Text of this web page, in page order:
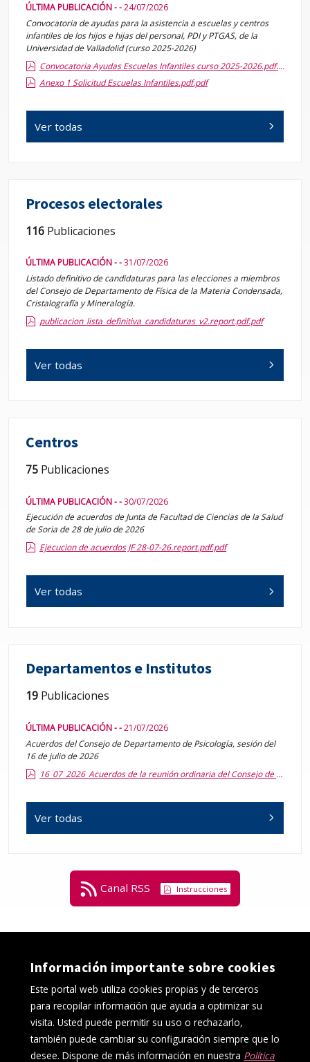
ÚLTIMA PUBLICACIÓN - -24/07/2026
Convocatoria de ayudas para la asistencia a escuelas y centros
infantiles de los hijos e hijas del personal, PDI y PTGAS, de la
Universidad de Valladolid (curso 2025-2026)
Convocatoria Ayudas Escuelas Infantiles curso 2025-2026.pdf.pdf
Anexo 1 Solicitud Escuelas Infantiles.pdf.pdf
Ver todas
Procesos electorales
116 Publicaciones
ÚLTIMA PUBLICACIÓN - -31/07/2026
Listado definitivo de candidaturas para las elecciones a miembros
del Consejo de Departamento de Física de la Materia Condensada,
Cristalografía y Mineralogía.
publicacion_lista_definitiva_candidaturas_v2.report.pdf.pdf
Ver todas
Centros
75 Publicaciones
ÚLTIMA PUBLICACIÓN - -30/07/2026
Ejecución de acuerdos de Junta de Facultad de Ciencias de la Salud
de Soria de 28 de julio de 2026
Ejecucion de acuerdos JF 28-07-26.report.pdf.pdf
Ver todas
Departamentos e Institutos
19 Publicaciones
ÚLTIMA PUBLICACIÓN - -21/07/2026
Acuerdos del Consejo de Departamento de Psicología, sesión del
16 de julio de 2026
16_07_2026_Acuerdos de la reunión ordinaria del Consejo de Departamento.pdf.pdf
Ver todas
Canal RSS Instrucciones
Información importante sobre cookies
Este portal web utiliza cookies propias y de terceros
para recopilar información que ayuda a optimizar su
visita. Usted puede permitir su uso o rechazarlo,
también puede cambiar su configuración siempre que lo
desee. Dispone de más información en nuestra Política